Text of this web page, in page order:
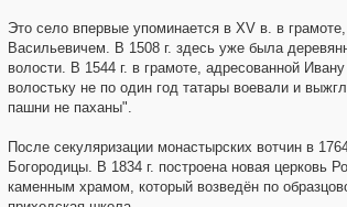
Это село впервые упоминается в XV в. в
Васильевичем. В 1508 г. здесь уже была
волости. В 1544 г. в грамоте, адресованной
волостьку не по один год татары воевали и
пашни не паханы".
После секуляризации монастырских вотчин в
Богородицы. В 1834 г. построена новая
каменным храмом, который возведён по